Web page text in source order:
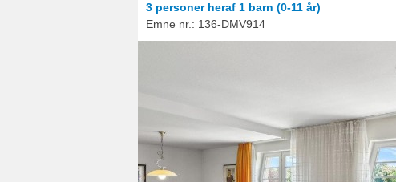
3 personer heraf 1 barn (0-11 år)
Emne nr.: 136-DMV914